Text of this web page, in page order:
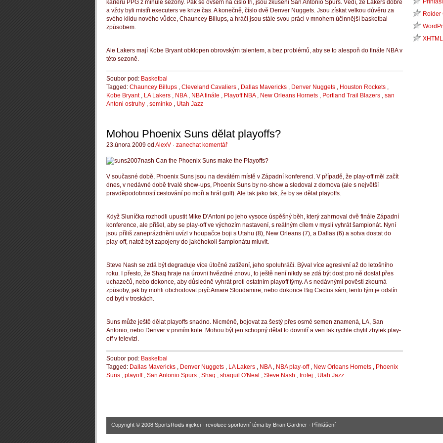
kariéru PPG z minulé sezóny. Pak se ovšem na číslo tři, jsou zkušení San Antonio Spurs. Vědí, že Lakers dobře
a vždy byli mistři executers ve krize čas.A konečně, číslo dvě Denver Nuggets. Jsou získat velkou důvěru za
svého klidu nového vůdce, Chauncey Billups, a hráči jsou stále svou práci v mnohem účinnější basketbal
způsobem.
Ale Lakers mají Kobe Bryant obklopen obrovským talentem, a bez problémů, aby se to alespoň do finále NBA v
této sezoně.
Soubor pod: Basketbal
Tagged: Chauncey Billups , Cleveland Cavaliers , Dallas Mavericks , Denver Nuggets , Houston Rockets ,
Kobe Bryant, LA Lakers , NBA, NBA finále , Playoff NBA, New Orleans Hornets , Portland Trail Blazers , san
Antoni ostruhy , semínko , Utah Jazz
Mohou Phoenix Suns dělat playoffs?
23.února 2009 od AlexV · zanechat komentář
V současné době, Phoenix Suns jsou na devátém místě v Západní konferenci. V případě, že play-off měl začít
dnes, v nedávné době trvalé show-ups, Phoenix Suns by no-show a sledoval z domova (ale s největší
pravděpodobností cestování po moři a hrát golf).Ale tak jako tak, že by se dělat playoffs.
Když Sluníčka rozhodli upustit Mike D'Antoni po jeho vysoce úspěšný běh, který zahrnoval dvě finále Západní
konference, ale přišel, aby se play-off ve výchozím nastavení, s reálným cílem v mysli vyhrát šampionát. Nyní
jsou příliš zaneprázdněni uvízl v houpačce boji s Utahu (8), New Orleans (7), a Dallas (6) a sotva dostat do
play-off, natož být zapojeny do jakéhokoli šampionátu mluvit.
Steve Nash se zdá být degraduje více útočné zatížení, jeho spoluhráči. Býval více agresivní až do letošního
roku.
I přesto, že Shaq hraje na úrovni hvězdné znovu, to ještě není nikdy se zdá být dost pro ně dostat přes
uchazečů, nebo dokonce, aby důsledně vyhrát proti ostatním playoff týmy.A s nedávnými pověsti zkoumá
způsoby, jak by mohli obchodovat pryč Amare Stoudamire, nebo dokonce Big Cactus sám, tento tým je odstín
od bytí v troskách.
Suns může ještě dělat playoffs snadno. Nicméně, bojovat za šestý přes osmé semen znamená, LA, San
Antonio, nebo Denver v prvním kole. Mohou být jen schopný dělat to dovnitř a ven tak rychle chytit zbytek play-
off v televizi.
Soubor pod: Basketbal
Tagged: Dallas Mavericks , Denver Nuggets , LA Lakers , NBA, NBA play-off, New Orleans Hornets , Phoenix
Suns , playoff, San Antonio Spurs , Shaq , shaquil O'Neal , Steve Nash , trofej , Utah Jazz
Roider
XHTML
Copyright © 2008 SportsRoids injekci · revoluce sportovní téma by Brian Gardner · Přihlášení